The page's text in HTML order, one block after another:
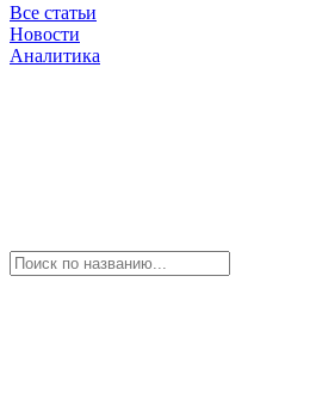
Все статьи
Новости
Аналитика